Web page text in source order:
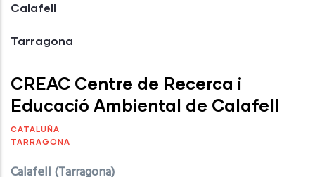
Calafell
Tarragona
CREAC Centre de Recerca i
Educació Ambiental de Calafell
CATALUÑA
TARRAGONA
Calafell (Tarragona)